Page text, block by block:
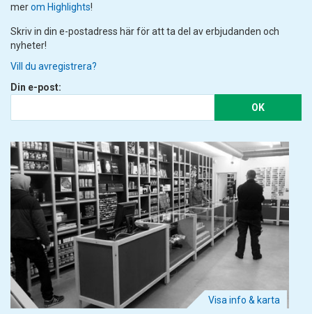
merom Highlights!
Skriv in din e-postadress här för att ta del av erbjudanden och
nyheter!
Vill du avregistrera?
Din e-post:
OK
Visa info & karta